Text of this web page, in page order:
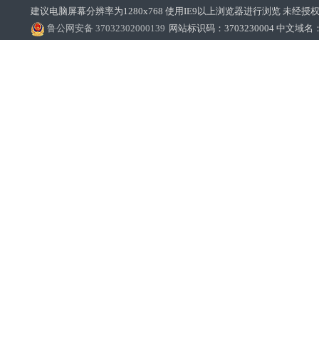
建议电脑屏幕分辨率为1280x768 使用IE9以上浏览器进行浏览 未经授
鲁公网安备 37032302000139 网站标识码：3703230004 中文域名